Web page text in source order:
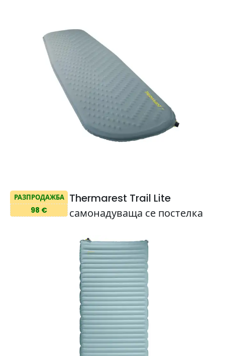
РАЗПРОДАЖБА
98 €
Thermarest Trail Lite
самонадуваща се постелка